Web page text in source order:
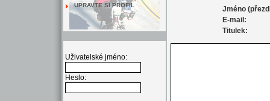
UPRAVTE SI PROFIL
Uživatelské jméno:
Heslo:
Jméno
E-mail:
Titulek: